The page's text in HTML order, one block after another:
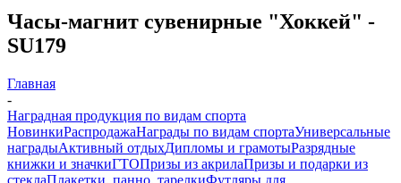
Часы-магнит сувенирные "Хоккей" -
SU179
Главная
-
Наградная продукция по видам спорта
НовинкиРаспродажаНаграды по видам спортаУниверсальные
наградыАктивный отдыхДипломы и грамотыРазрядные
книжки и значкиГТОПризы из акрилаПризы и подарки из
стеклаПлакетки, панно, тарелкиФутляры для